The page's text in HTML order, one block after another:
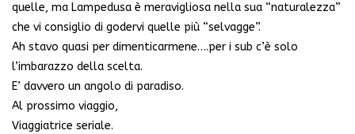
quelle, ma Lampedusa è meravigliosa nella sua “naturalezza”
che vi consiglio di godervi quelle più “selvagge”.
Ah stavo quasi per dimenticarmene….per i sub c’è solo
l’imbarazzo della scelta.
E’ davvero un angolo di paradiso.
Al prossimo viaggio,
Viaggiatrice seriale.